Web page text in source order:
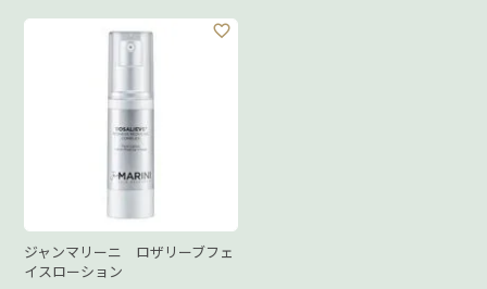
ジャンマリーニ ロザリーブフェ
イスローション